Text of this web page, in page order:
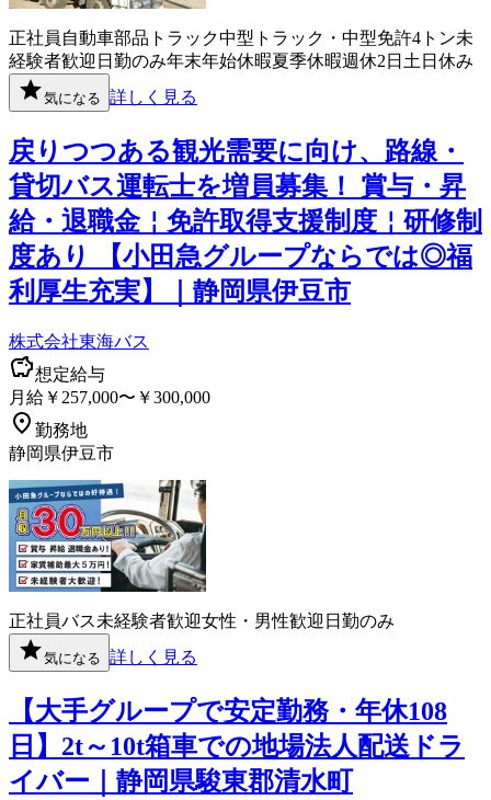
正社員 自動車部品 トラック中型トラック・中型免許4トン未
経験者歓迎 日勤のみ年末年始休暇夏季休暇週休2日 土日休み
気になる 詳しく見る
戻りつつある観光需要に向け、路線・
貸切バス運転士を増員募集！ 賞与・昇
給・退職金￤免許取得支援制度￤研修制
度あり 【小田急グループならでは◎福
利厚生充実】｜静岡県伊豆市
株式会社東海バス
想定給与
月給￥257,000〜￥300,000
勤務地
静岡県伊豆市
正社員バス未経験者歓迎女性・男性歓迎 日勤のみ
気になる 詳しく見る
【大手グループで安定勤務・年休108
日】2t～10t箱車での地場法人配送ドラ
イバー｜静岡県駿東郡清水町